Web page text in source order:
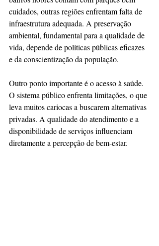
cuidados, outras regiões enfrentam falta de
infraestrutura adequada. A preservação
ambiental, fundamental para a qualidade de
vida, depende de políticas públicas eficazes
e da conscientização da população.
Outro ponto importante é o acesso à saúde.
O sistema público enfrenta limitações, o que
leva muitos cariocas a buscarem alternativas
privadas. A qualidade do atendimento e a
disponibilidade de serviços influenciam
diretamente a percepção de bem-estar.